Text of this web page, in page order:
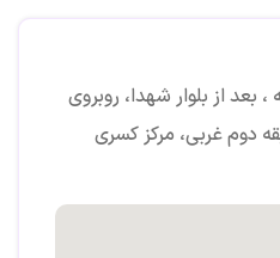
بعد از بلوار شهدا، روبروی